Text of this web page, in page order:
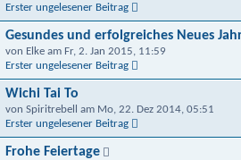
Erster ungelesener Beitrag
Gesundes und erfolgreiches Neues
von Elke am Fr, 2. Jan 2015, 11:59
Erster ungelesener Beitrag
Wichi Tai To
von Spiritrebell am Mo, 22. Dez 2014, 05:51
Erster ungelesener Beitrag
Frohe Feiertage